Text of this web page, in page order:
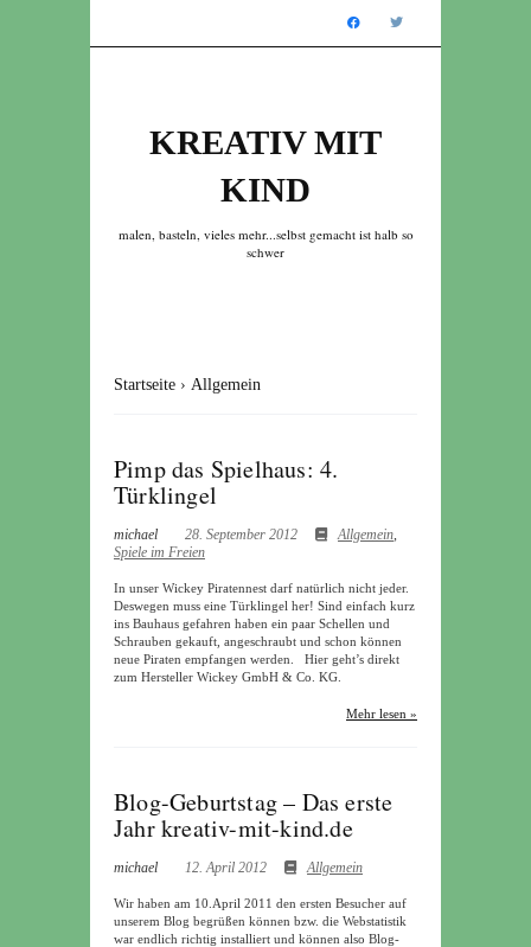
KREATIV MIT
KIND
malen, basteln, vieles mehr...selbst gemacht ist halb so
schwer
Startseite › Allgemein
Pimp das Spielhaus: 4.
Türklingel
michael 28. September 2012 Allgemein,
Spiele im Freien
In unser Wickey Piratennest darf natürlich nicht jeder.
Deswegen muss eine Türklingel her! Sind einfach kurz
ins Bauhaus gefahren haben ein paar Schellen und
Schrauben gekauft, angeschraubt und schon können
neue Piraten empfangen werden. Hier geht’s direkt
zum Hersteller Wickey GmbH & Co. KG.
Mehr lesen »
Blog-Geburtstag – Das erste
Jahr kreativ-mit-kind.de
michael 12. April 2012 Allgemein
Wir haben am 10.April 2011 den ersten Besucher auf
unserem Blog begrüßen können bzw. die Webstatistik
war endlich richtig installiert und können also Blog-